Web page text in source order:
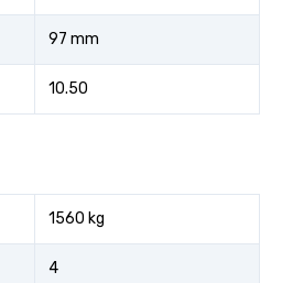
97 mm
10.50
1560 kg
4